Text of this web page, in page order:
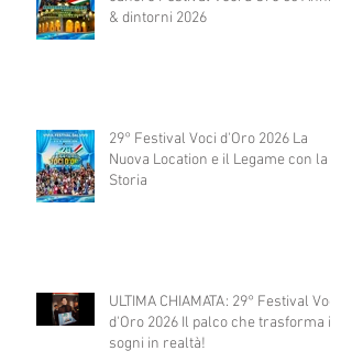
& dintorni 2026
29° Festival Voci d'Oro 2026 La
Nuova Location e il Legame con la
Storia
ULTIMA CHIAMATA: 29° Festival Voci
d'Oro 2026 Il palco che trasforma i
sogni in realtà!